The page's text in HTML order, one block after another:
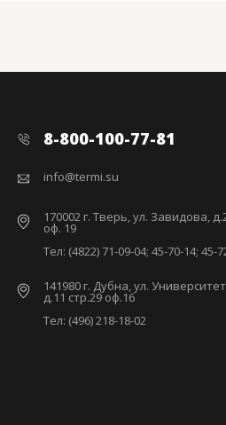
8-800-100-77-81
info@termi.su
170002 г. Тверь, ул. Завидова,
оф. 19
Тел: (4822) 71-09-04; 45-70-14; 45-
141980 г. Дубна, ул.
д.11 стр.29 оф.16
Тел: (496) 218-18-02